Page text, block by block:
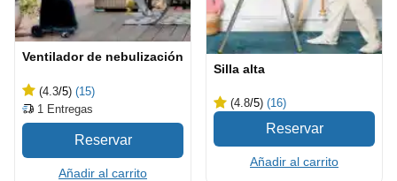
Ventilador de nebulización
(4.3/5) (15)
1 Entregas
Añadir al carrito
Silla alta
(4.8/5) (16)
Añadir al carrito